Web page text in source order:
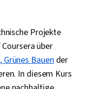
Projekte
über
Bauender
In diesem Kurs